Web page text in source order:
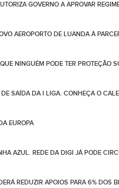
GOVERNO A APROVAR
AEROPORTO DE LUANDA À
NINGUÉM PODE TER PROTEÇÃO
SAÍDA DA I LIGA. CONHEÇA O
EUROPA
AZUL. REDE DA DIGI JÁ PODE
REDUZIR APOIOS PARA 6% DOS